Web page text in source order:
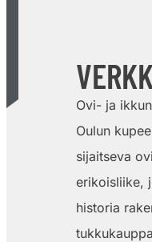
Ovi- ja
Oulun
sijaitseva
erikoisliike,
historia